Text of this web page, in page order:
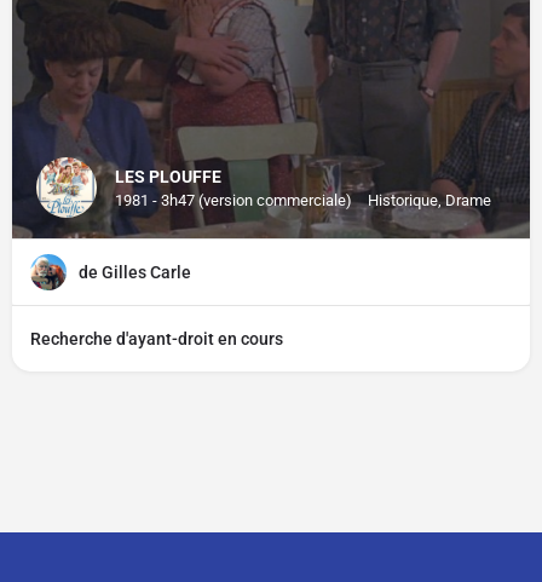
LES PLOUFFE
1981 - 3h47 (version commerciale) Historique, Drame
de Gilles Carle
Recherche d'ayant-droit en cours